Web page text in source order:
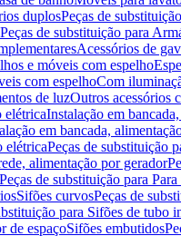
duplosPeças de
Peças de substituição para
Acessórios de
e móveis com espelho
com espelhoCom
de luzOutros acessórios
elétricaInstalação em
em bancada,
elétricaPeças de substituição
alimentação por gerador
Peças de substituição para
Sifões curvosPeças de
para Sifões de tubo
de espaçoSifões embutidos